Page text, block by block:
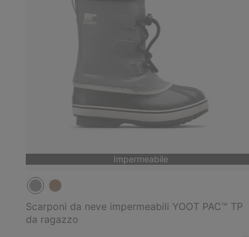
Impermeabile
Scarponi da neve impermeabili YOOT PAC™ TP
da ragazzo